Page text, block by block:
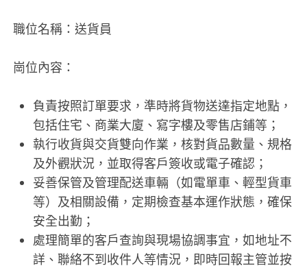
職位名稱：送貨員
崗位內容：
負責按照訂單要求，準時將貨物送達指定地點，
包括住宅、商業大廈、寫字樓及零售店鋪等；
執行收貨與交貨雙向作業，核對貨品數量、規格
及外觀狀況，並取得客戶簽收或電子確認；
妥善保管及管理配送車輛（如電單車、輕型貨車
等）及相關設備，定期檢查基本運作狀態，確保
安全出勤；
處理簡單的客戶查詢與現場協調事宜，如地址不
詳、聯絡不到收件人等情況，即時回報主管並按